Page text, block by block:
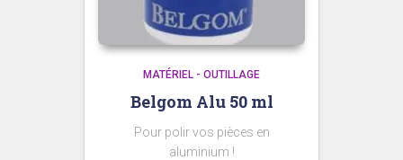
MATÉRIEL - OUTILLAGE
Belgom Alu 50 ml
Pour polir vos pièces en
aluminium !